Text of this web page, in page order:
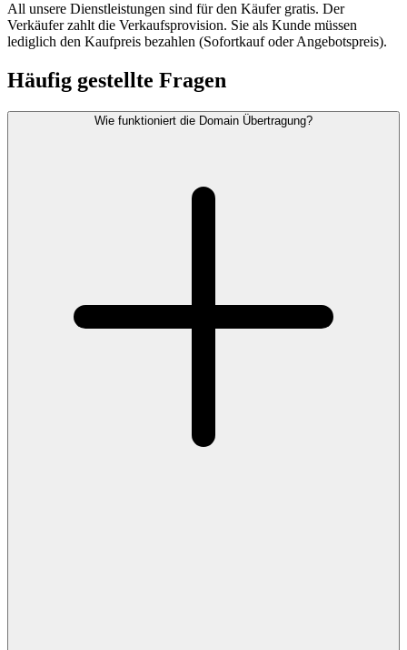
All unsere Dienstleistungen sind für den Käufer gratis. Der
Verkäufer zahlt die Verkaufsprovision. Sie als Kunde müssen
lediglich den Kaufpreis bezahlen (Sofortkauf oder Angebotspreis).
Häufig gestellte Fragen
Wie funktioniert die Domain Übertragung?